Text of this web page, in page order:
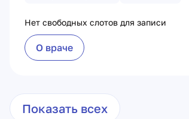
Нет свободных слотов для записи
О враче
Показать всех